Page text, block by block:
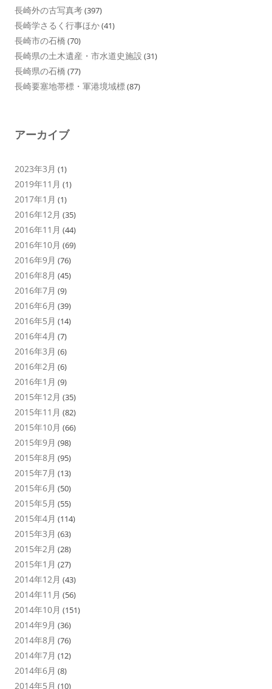
長崎外の古写真考(397)
長崎学さるく行事ほか(41)
長崎市の石橋 (70)
長崎県の土木遺産・市水道史施設 (31)
長崎県の石橋 (77)
長崎要塞地帯標・軍港境域標(87)
アーカイブ
2023年3月 (1)
2019年11月 (1)
2017年1月 (1)
2016年12月 (35)
2016年11月 (44)
2016年10月 (69)
2016年9月 (76)
2016年8月 (45)
2016年7月 (9)
2016年6月 (39)
2016年5月 (14)
2016年4月 (7)
2016年3月 (6)
2016年2月 (6)
2016年1月 (9)
2015年12月 (35)
2015年11月 (82)
2015年10月 (66)
2015年9月 (98)
2015年8月 (95)
2015年7月 (13)
2015年6月 (50)
2015年5月 (55)
2015年4月 (114)
2015年3月 (63)
2015年2月 (28)
2015年1月 (27)
2014年12月 (43)
2014年11月 (56)
2014年10月 (151)
2014年9月 (36)
2014年8月 (76)
2014年7月 (12)
2014年6月 (8)
2014年5月 (10)